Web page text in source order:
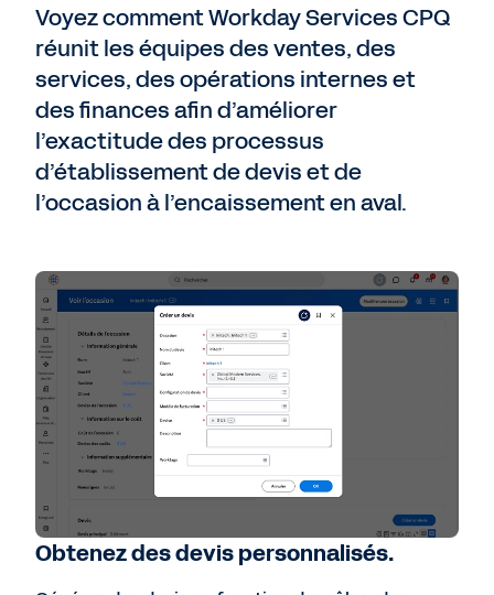
Voyez comment Workday Services CPQ
réunit les équipes des ventes, des
services, des opérations internes et
des finances afin d’améliorer
l’exactitude des processus
d’établissement de devis et de
l’occasion à l’encaissement en aval.
Obtenez des devis personnalisés.